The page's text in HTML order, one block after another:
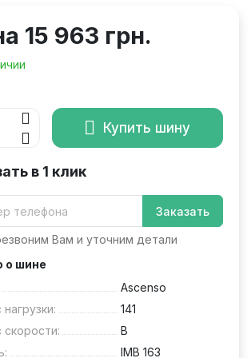
15 963 грн.
Купить шину
в 1 клик
Заказать
Вам и уточним детали
о шине
Ascenso
141
скорости:
B
IMB 163